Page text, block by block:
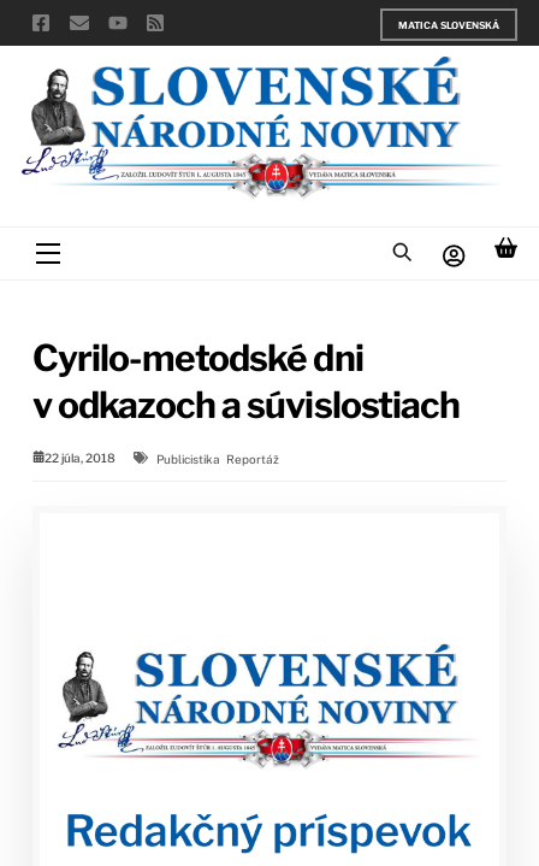
Skip
to
content
MATICA SLOVENSKÁ
Menu
Cyrilo-metodské dni
v odkazoch a súvislostiach
22 júla, 2018 Publicistika Reportáž